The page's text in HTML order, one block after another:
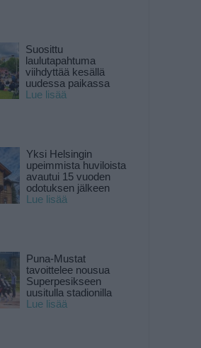
Suosittu
laulutapahtuma
viihdyttää kesällä
uudessa paikassa
Lue lisää
Yksi Helsingin
upeimmista huviloista
avautui 15 vuoden
odotuksen jälkeen
Lue lisää
Puna-Mustat
tavoittelee nousua
Superpesikseen
uusitulla stadionilla
Lue lisää